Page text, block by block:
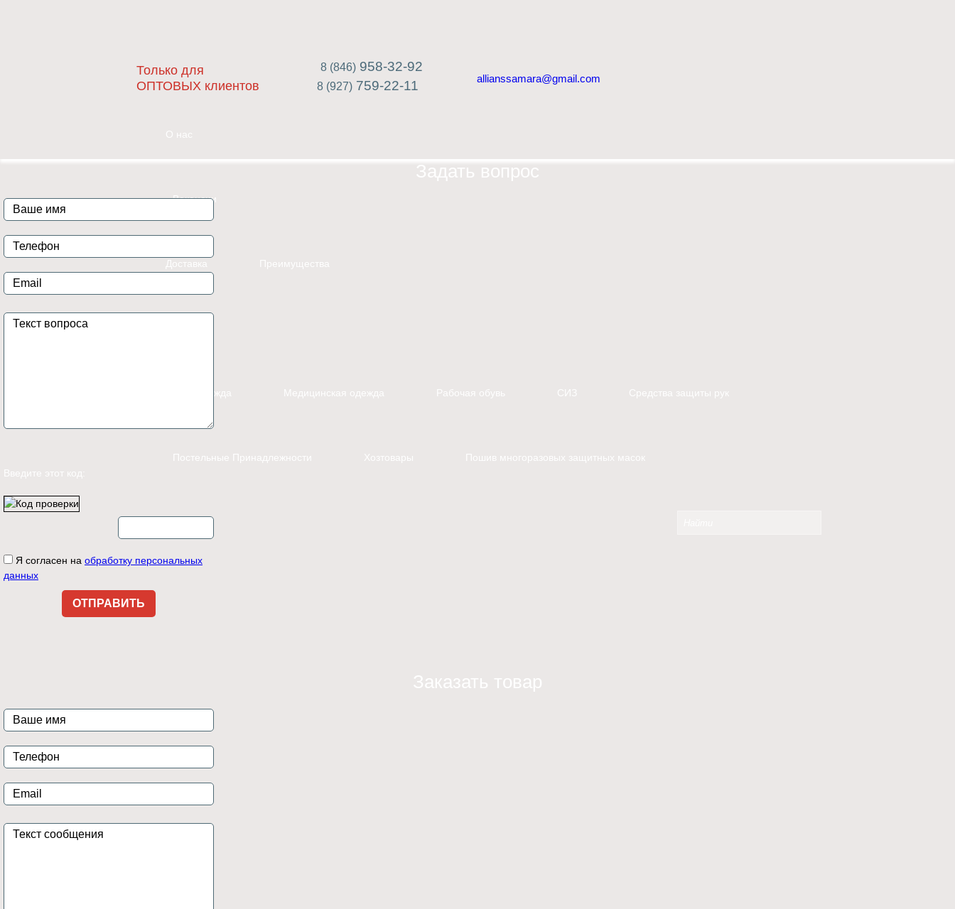
Только для
ОПТОВЫХ клиентов
8 (846) 958-32-92
8 (927) 759-22-11 allianssamara@gmail.com
О нас
Вакансии
Доставка Преимущества
Спецодежда Медицинская одежда Рабочая обувь СИЗ Средства защиты рук
Постельные Принадлежности Хозтовары Пошив многоразовых защитных масок
Задать вопрос
Введите этот код:
Я согласен на обработку персональных
данных
Заказать товар